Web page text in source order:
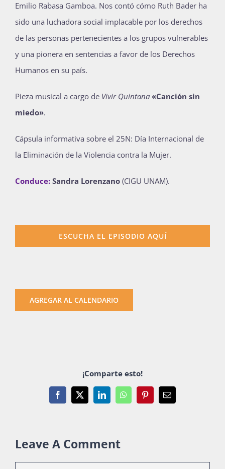
Emilio Rabasa Gamboa. Nos contó cómo Ruth Bader ha
sido una luchadora social implacable por los derechos
de las personas pertenecientes a los grupos vulnerables
y una pionera en sentencias a favor de los Derechos
Humanos en su país.
Pieza musical a cargo de Vivir Quintana «Canción sin
miedo».
Cápsula informativa sobre el 25N: Día Internacional de
la Eliminación de la Violencia contra la Mujer.
Conduce: Sandra Lorenzano (CIGU UNAM).
ESCUCHA EL EPISODIO AQUÍ
AGREGAR AL CALENDARIO
¡Comparte esto!
Facebook
X LinkedInWhatsAppPinterestEmail
Leave A Comment